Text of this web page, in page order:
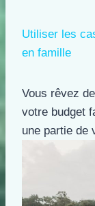
Utiliser les
en famille
Vous rêvez
votre budget
une partie de